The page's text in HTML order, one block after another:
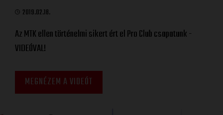
2019.02.18.
Az MTK ellen történelmi sikert ért el Pro Club csapatunk -
VIDEÓVAL!
MEGNÉZEM A VIDEÓT